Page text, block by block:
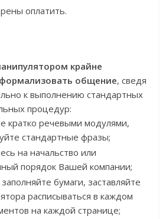
оплатить.
крайне
общение, сведя
к выполнению стандартных
процедур:
кратко речевыми модулями,
стандартные фразы;
на начальство или
порядок Вашей компании;
бумаги, заставляйте
расписываться в каждом
на каждой странице;